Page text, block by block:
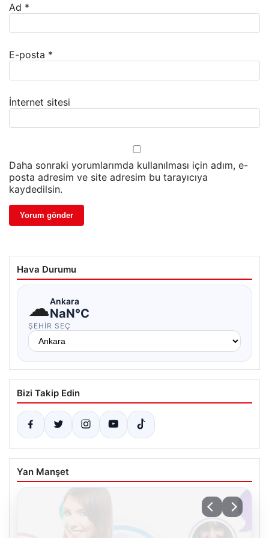
Ad *
E-posta *
İnternet sitesi
Daha sonraki yorumlarımda kullanılması için adım, e-
posta adresim ve site adresim bu tarayıcıya
kaydedilsin.
Hava Durumu
☁Ankara
NaN°C
ŞEHIR SEÇ
Bizi Takip Edin
Yan Manşet